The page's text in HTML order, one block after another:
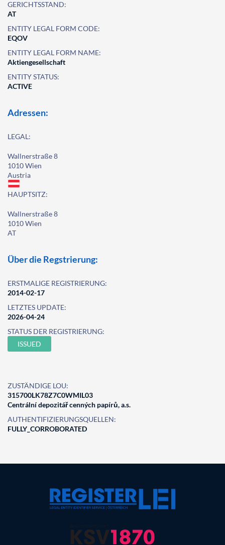
GERICHTSSTAND:
AT
ENTITY LEGAL FORM CODE:
EQOV
ENTITY LEGAL FORM NAME:
Aktiengesellschaft
ENTITY STATUS:
ACTIVE
Adressen:
LEGAL:
Wallnerstraße 8
1010 Wien
Austria
HAUPTSITZ:
Wallnerstraße 8
1010 Wien
AT
Über die Regstrierung:
ERSTMALIGE REGISTRIERUNG:
2014-02-17
LETZTES UPDATE:
2026-04-24
STATUS DER REGISTRIERUNG:
ISSUED
ZUSTÄNDIGE LOU:
315700LK78Z7C0WMIL03
Centrální depozitář cenných papírů, a.s.
AUTHENTIFIZIERUNGSQUELLEN:
FULLY_CORROBORATED